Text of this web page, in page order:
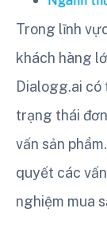
Trong lĩnh
khách hàng
Dialogg.ai
trạng thái
vấn sản
quyết các
nghiệm mua